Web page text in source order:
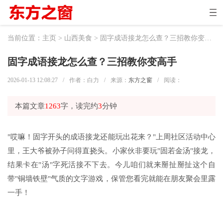
当前位置： 主页 > 山西美食 > 固字成语接龙怎么查？三招教你变高手
固字成语接龙怎么查？三招教你变高手
2026-01-13 12:08:27 / 作者：白力 / 来源： 东方之窗 / 阅读：
本篇文章1263字，读完约3分钟
"哎嘛！固字开头的成语接龙还能玩出花来？"上周社区活动中心
里，王大爷被孙子问得直挠头。小家伙非要玩"固若金汤"接龙，
结果卡在"汤"字死活接不下去。今儿咱们就来掰扯掰扯这个自
带"铜墙铁壁"气质的文字游戏，保管您看完就能在朋友聚会里露
一手！